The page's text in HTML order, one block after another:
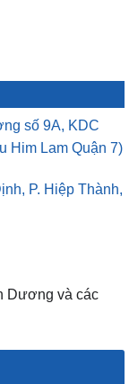
số 9A, KDC
Him Lam Quận 7)
P. Hiệp Thành,
Dương và các